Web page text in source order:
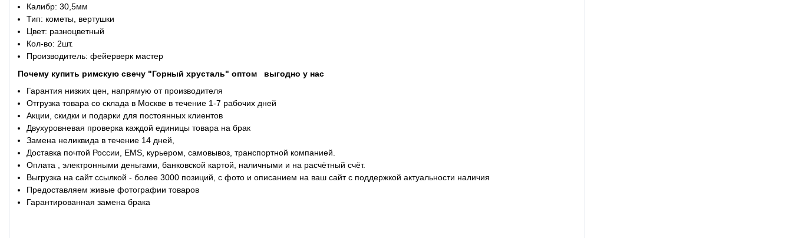
Калибр: 30,5мм
Тип: кометы, вертушки
Цвет: разноцветный
Кол-во: 2шт.
Производитель: фейерверк мастер
Почему купить римскую свечу "Горный хрусталь" оптом
выгодно у нас
Гарантия низких цен, напрямую от производителя
Отгрузка товара со склада в Москве в течение 1-7 рабочих дней
Акции, скидки и подарки для постоянных клиентов
Двухуровневая проверка каждой единицы товара на брак
Замена неликвида в течение 14 дней,
Доставка почтой России, EMS, курьером, самовывоз, транспортной компанией.
Оплата , электронными деньгами, банковской картой, наличными и на расчётный счёт.
Выгрузка на сайт ссылкой - более 3000 позиций, с фото и описанием на ваш сайт с поддержкой актуальности наличия
Предоставляем живые фотографии товаров
Гарантированная замена брака